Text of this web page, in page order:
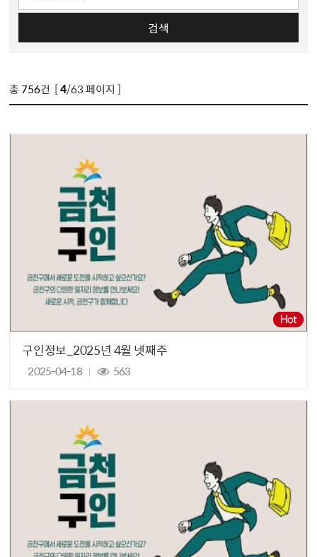
검색
총 756건 [4/63 페이지 ]
구인정보_2025년 4월 넷째주
2025-04-18 563